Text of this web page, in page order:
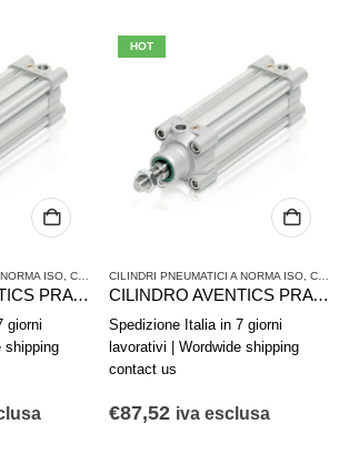
,SERIE PRA - ISO 15552
ISO CILINDRI PNEUMATICI E AZIONAMENTI ,SERIE
CILINDRO AVENTICS PRA 0822121008
giorni
shipping
HOT
CILINDRI PNEUMATICI A NORMA ISO CILINDRI PNEUMATICI E AZIONAMENTI
CILINDRO AVENTICS PRA 0822120007
Spedizione Italia in 7 giorni
lavorativi | Wordwide shipping
contact us
€87,52 iva esclusa